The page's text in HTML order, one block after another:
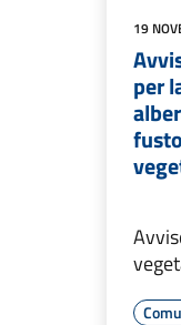
19
per